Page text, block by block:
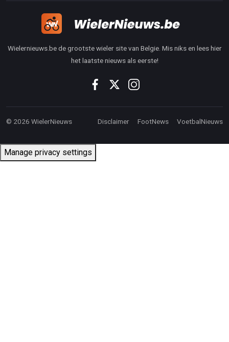
Wielernieuws.be de grootste wieler site van Belgie. Mis niks en lees hier
het laatste nieuws als eerste!
© 2026 WielerNieuws Disclaimer FootNews VoetbalNieuws
Manage privacy settings